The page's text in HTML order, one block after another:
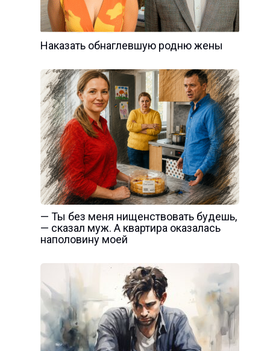
Наказать обнаглевшую родню жены
— Ты без меня нищенствовать будешь,
— сказал муж. А квартира оказалась
наполовину моей